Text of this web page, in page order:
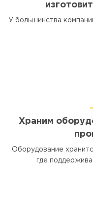
У большинства
Храним
Оборудование
где